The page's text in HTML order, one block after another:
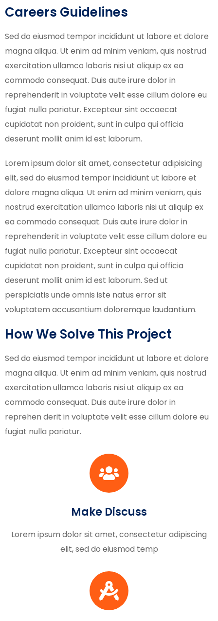
Careers Guidelines
Sed do eiusmod tempor incididunt ut labore et dolore
magna aliqua. Ut enim ad minim veniam, quis nostrud
exercitation ullamco laboris nisi ut aliquip ex ea
commodo consequat. Duis aute irure dolor in
reprehenderit in voluptate velit esse cillum dolore eu
fugiat nulla pariatur. Excepteur sint occaecat
cupidatat non proident, sunt in culpa qui officia
deserunt mollit anim id est laborum.
Lorem ipsum dolor sit amet, consectetur adipisicing
elit, sed do eiusmod tempor incididunt ut labore et
dolore magna aliqua. Ut enim ad minim veniam, quis
nostrud exercitation ullamco laboris nisi ut aliquip ex
ea commodo consequat. Duis aute irure dolor in
reprehenderit in voluptate velit esse cillum dolore eu
fugiat nulla pariatur. Excepteur sint occaecat
cupidatat non proident, sunt in culpa qui officia
deserunt mollit anim id est laborum. Sed ut
perspiciatis unde omnis iste natus error sit
voluptatem accusantium doloremque laudantium.
How We Solve This Project
Sed do eiusmod tempor incididunt ut labore et dolore
magna aliqua. Ut enim ad minim veniam, quis nostrud
exercitation ullamco laboris nisi ut aliquip ex ea
commodo consequat. Duis aute irure dolor in
reprehen derit in voluptate velit esse cillum dolore eu
fugiat nulla pariatur.
Make Discuss
Lorem ipsum dolor sit amet, consectetur adipiscing
elit, sed do eiusmod temp